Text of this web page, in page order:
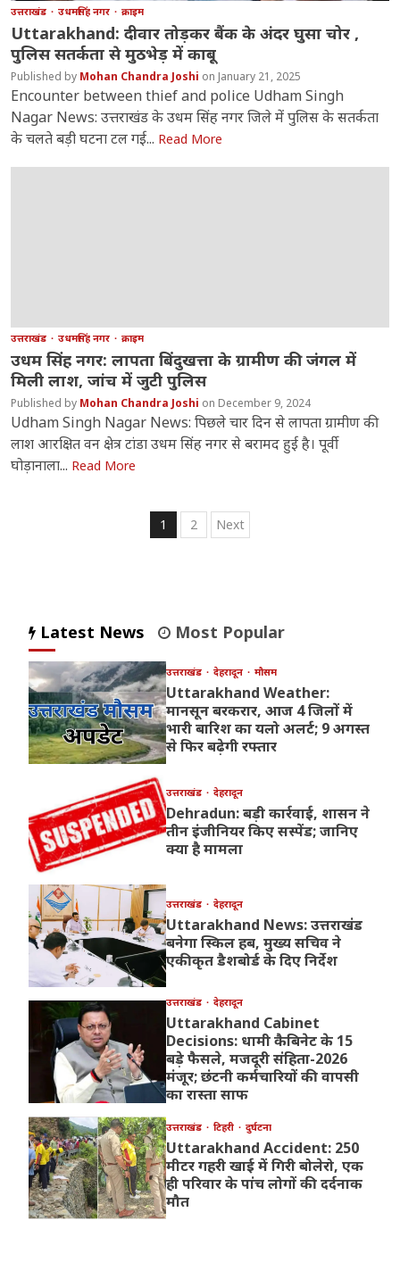
उत्तराखंड उधमसिंह नगर क्राइम
Uttarakhand: दीवार तोड़कर बैंक के अंदर घुसा चोर ,
पुलिस सतर्कता से मुठभेड़ में काबू
Mohan Chandra Joshi January 21, 2025
Encounter between thief and police Udham Singh
Nagar News: उत्तराखंड के उधम सिंह नगर जिले में पुलिस के सतर्कता
के चलते बड़ी घटना टल गई‌... Read More
उत्तराखंड उधमसिंह नगर क्राइम
उधम सिंह नगर: लापता बिंदुखत्ता के ग्रामीण की जंगल में
मिली लाश, जांच में जुटी पुलिस
Mohan Chandra Joshi December 9, 2024
Udham Singh Nagar News: पिछले चार दिन से लापता ग्रामीण की
लाश आरक्षित वन क्षेत्र टांडा उधम सिंह नगर से बरामद हुई है। पूर्वी
घोड़ानाला... Read More
Posts
1 2 Next
Latest News Most Popular
उत्तराखंड देहरादून मौसम
Uttarakhand Weather:
मानसून बरकरार, आज 4 जिलों में
भारी बारिश का यलो अलर्ट; 9 अगस्त
से फिर बढ़ेगी रफ्तार
उत्तराखंड देहरादून
Dehradun: बड़ी कार्रवाई, शासन ने
तीन इंजीनियर किए सस्पेंड; जानिए
क्या है मामला
उत्तराखंड देहरादून
Uttarakhand News: उत्तराखंड
बनेगा स्किल हब, मुख्य सचिव ने
एकीकृत डैशबोर्ड के दिए निर्देश
उत्तराखंड देहरादून
Uttarakhand Cabinet
Decisions: धामी कैबिनेट के 15
बड़े फैसले, मजदूरी संहिता-2026
मंजूर; छंटनी कर्मचारियों की वापसी
का रास्ता साफ
उत्तराखंड टिहरी दुर्घटना
Uttarakhand Accident: 250
मीटर गहरी खाई में गिरी बोलेरो, एक
ही परिवार के पांच लोगों की दर्दनाक
मौत